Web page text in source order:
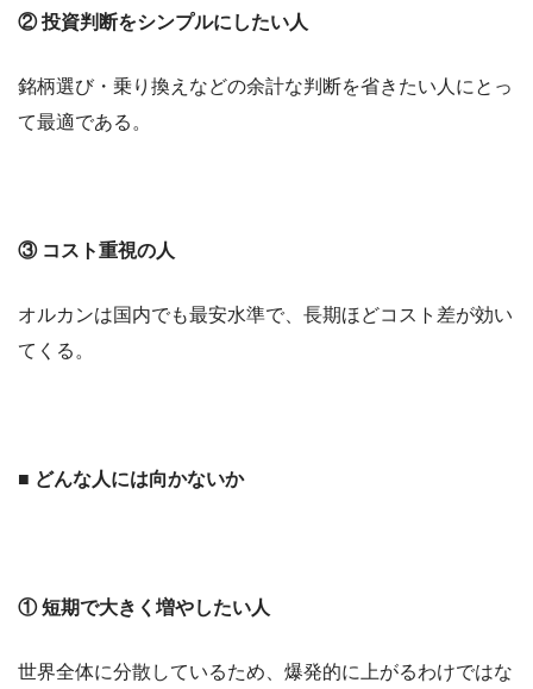
② 投資判断をシンプルにしたい人
銘柄選び・乗り換えなどの余計な判断を省きたい人にとっ
て最適である。
③ コスト重視の人
オルカンは国内でも最安水準で、長期ほどコスト差が効い
てくる。
■ どんな人には向かないか
① 短期で大きく増やしたい人
世界全体に分散しているため、爆発的に上がるわけではな